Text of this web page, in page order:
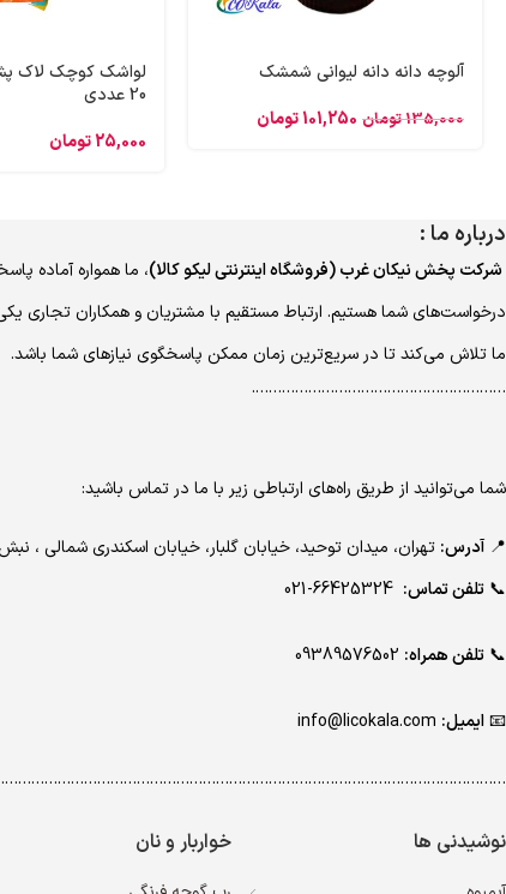
آلوچه دانه دانه لیوانی شمشک
135,000تومان 101,250تومان
لواشک کوچک لاک
20 عددی
25,000تومان
درباره ما :
شرکت پخش نیکان غرب (فروشگاه اینترنتی لیکو کالا)، ما همواره آماده
درخواست‌های شما هستیم. ارتباط مستقیم با مشتریان و همکاران تجاری
ما تلاش می‌کند تا در سریع‌ترین زمان ممکن پاسخگوی نیازهای شما باشد.
………………………………………………….
شما می‌توانید از طریق راه‌های ارتباطی زیر با ما در تماس باشید:
📍 آدرس: تهران، میدان توحید، خیابان گلبار، خیابان اسکندری
📞 تلفن تماس:
📞 تلفن همراه:
📧ایمیل:
نوشیدنی ها خواربار و نان